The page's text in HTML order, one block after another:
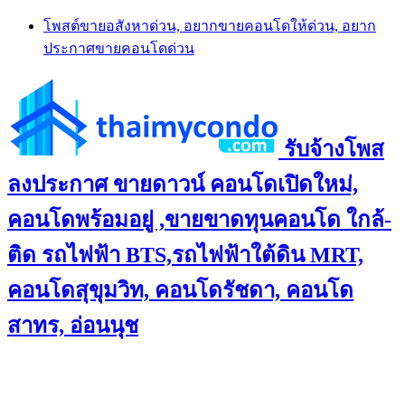
Skip
content
โพสต์ขายอสังหาด่วน, อยากขายคอนโดให้ด่วน, อยาก
ประกาศขายคอนโดด่วน
รับจ้างโพส
ลงประกาศ ขายดาวน์ คอนโดเปิดใหม่,
คอนโดพร้อมอยู่ ,ขายขาดทุนคอนโด ใกล้-
ติด รถไฟฟ้า BTS,รถไฟฟ้าใต้ดิน MRT,
คอนโดสุขุมวิท, คอนโดรัชดา, คอนโด
สาทร, อ่อนนุช